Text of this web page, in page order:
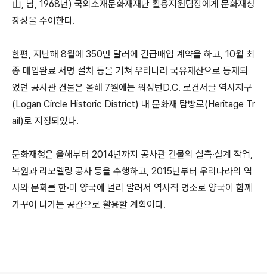
山, 남, 1968년) 국외소재문화재재단 활용지원팀장에게 문화재청
장상을 수여한다.
한편, 지난해 8월에 350만 달러에 긴급매입 계약을 하고, 10월 최
종 매입완료 서명 절차 등을 거쳐 우리나라 국유재산으로 등재되
었던 공사관 건물은 올해 7월에는 워싱턴D.C. 로건서클 역사지구
(Logan Circle Historic District) 내 문화재 탐방로(Heritage Tr
ail)로 지정되었다.
문화재청은 올해부터 2014년까지 공사관 건물의 실측·설계 작업,
복원과 리모델링 공사 등을 수행하고, 2015년부터 우리나라의 역
사와 문화를 한·미 양국에 널리 알려서 역사적 명소로 양국이 함께
가꾸어 나가는 공간으로 활용할 계획이다.